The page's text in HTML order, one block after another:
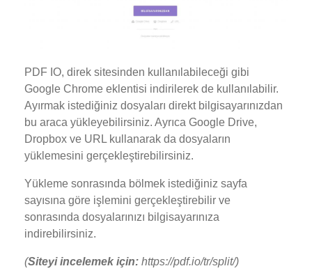
PDF IO, direk sitesinden kullanılabileceği gibi
Google Chrome eklentisi indirilerek de kullanılabilir.
Ayırmak istediğiniz dosyaları direkt bilgisayarınızdan
bu araca yükleyebilirsiniz. Ayrıca Google Drive,
Dropbox ve URL kullanarak da dosyaların
yüklemesini gerçekleştirebilirsiniz.
Yükleme sonrasında bölmek istediğiniz sayfa
sayısına göre işlemini gerçekleştirebilir ve
sonrasında dosyalarınızı bilgisayarınıza
indirebilirsiniz.
(Siteyi incelemek için: https://pdf.io/tr/split/)